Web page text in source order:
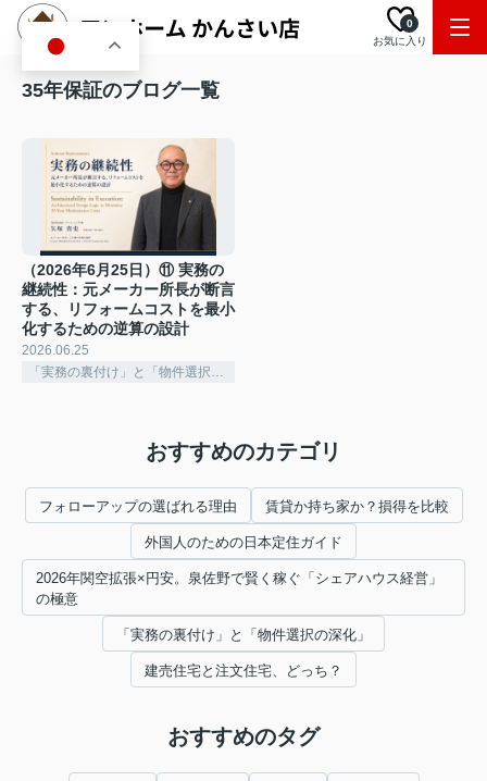
お気に入り
0
35年保証のブログ一覧
（2026年6月25日）⑪ 実務の
継続性：元メーカー所長が断言
する、リフォームコストを最小
化するための逆算の設計
2026.06.25
おすすめのカテゴリ
フォローアップの選ばれる理由 賃貸か持ち家か？損得を比較
外国人のための日本定住ガイド
2026年関空拡張×円安。泉佐野で賢く稼ぐ「シェアハウス経営」
の極意
「実務の裏付け」と「物件選択の深化」
建売住宅と注文住宅、どっち？
おすすめのタグ